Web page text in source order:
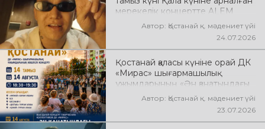
мерекелік концертте ALEM
өнер көрсетеді! @xcialem
Автор: Қостанай қ. мәдениет үйі
24.07.2026
Қостанай қаласы күніне орай ДК
«Мирас» шығармашылық
ұжымдарының «Ән қанатындағы
Қостанай» көшпелі концерті
өтеді! Баршаңызды мерекелік
Автор: Қостанай қ. мәдениет үйі
23.07.2026